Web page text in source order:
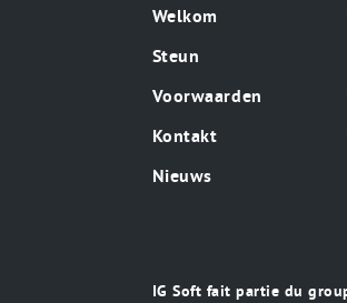
Welkom
Steun
Voorwaarden
Kontakt
Nieuws
IG Soft fait partie du